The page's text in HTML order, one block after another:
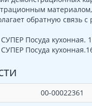
обратную связь с
Посуда кухонная.
Посуда
00-00022361